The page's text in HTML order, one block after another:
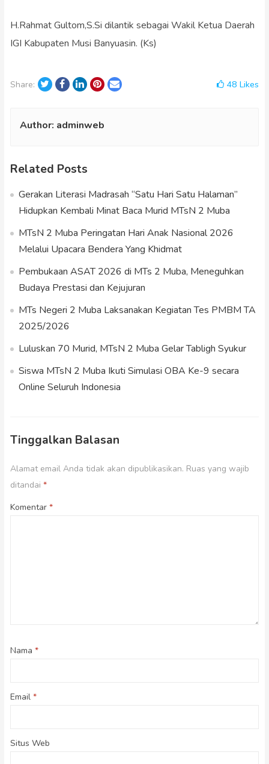
H.Rahmat Gultom,S.Si dilantik sebagai Wakil Ketua Daerah
IGI Kabupaten Musi Banyuasin. (Ks)
Share: TwitterFacebook
LinkedInPinterest
Email 48Likes
Author: adminweb
Related Posts
Gerakan Literasi Madrasah “Satu Hari Satu Halaman”
Hidupkan Kembali Minat Baca Murid MTsN 2 Muba
MTsN 2 Muba Peringatan Hari Anak Nasional 2026
Melalui Upacara Bendera Yang Khidmat
Pembukaan ASAT 2026 di MTs 2 Muba, Meneguhkan
Budaya Prestasi dan Kejujuran
MTs Negeri 2 Muba Laksanakan Kegiatan Tes PMBM TA
2025/2026
Luluskan 70 Murid, MTsN 2 Muba Gelar Tabligh Syukur
Siswa MTsN 2 Muba Ikuti Simulasi OBA Ke-9 secara
Online Seluruh Indonesia
Tinggalkan Balasan
Alamat email Anda tidak akan dipublikasikan. Ruas yang wajib
ditandai *
Komentar *
Nama *
Email *
Situs Web